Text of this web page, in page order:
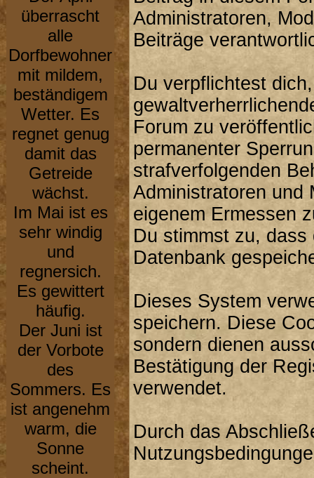
überrascht
alle
Dorfbewohner
mit mildem,
beständigem
Wetter. Es
regnet genug
damit das
Getreide
wächst.
Im Mai ist es
sehr windig
und
regnersich.
Es gewittert
häufig.
Der Juni ist
der Vorbote
des
Sommers. Es
ist angenehm
warm, die
Sonne
scheint.
Administratoren,
Beiträge
Du verpflichtest
Forum zu
permanenter
strafverfolgenden
Administratoren und
eigenem Ermessen
Du stimmst zu,
Datenbank
Dieses System
speichern. Diese
sondern dienen
Bestätigung der
verwendet.
Durch das